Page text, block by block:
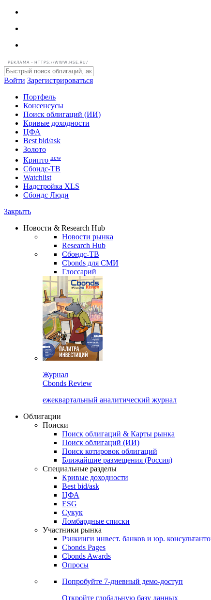
РЕКЛАМА • HTTPS://WWW.HSE.RU/
Войти Зарегистрироваться
Портфель
Консенсусы
Поиск облигаций (ИИ)
Кривые доходности
ЦФА
Best bid/ask
Золото
Криптоnew
Сбондс-ТВ
Надстройка XLS
Сбондс Люди
Новости & Research Hub
Новости рынка
Research Hub
Сбондс-ТВ
Cbonds для СМИ
Глоссарий
Журнал
Cbonds Review
ежеквартальный аналитический журнал
Облигации
Поиски
Поиск облигаций & Карты рынка
Поиск облигаций (ИИ)
Поиск котировок облигаций
Ближайшие размещения (Россия)
Специальные разделы
Кривые доходности
Best bid/ask
ЦФА
ESG
Сукук
Ломбардные списки
Участники рынка
Рэнкинги инвест. банков и юр. консультантов
Cbonds Pages
Cbonds Awards
Опросы